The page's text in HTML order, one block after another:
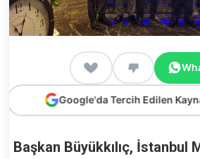
Google'da Tercih Edilen
Başkan Büyükkılıç, İstanbul